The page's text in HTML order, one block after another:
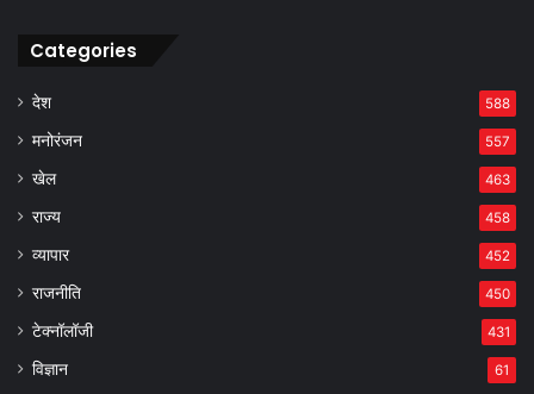
Categories
देश 588
मनोरंजन 557
खेल 463
राज्य 458
व्यापार 452
राजनीति 450
टेक्नॉलॉजी 431
विज्ञान 61